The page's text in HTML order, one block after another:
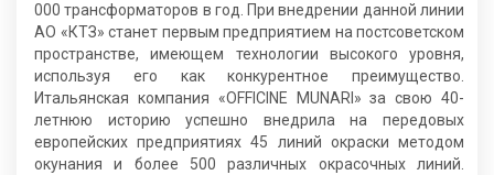
000 трансформаторов в год. При внедрении данной линии
АО «КТЗ» станет первым предприятием на постсоветском
пространстве, имеющем технологии высокого уровня,
используя его как конкурентное преимущество.
Итальянская компания «OFFICINE MUNARI» за свою 40-
летнюю историю успешно внедрила на передовых
европейских предприятиях 45 линий окраски методом
окунания и более 500 различных окрасочных линий.